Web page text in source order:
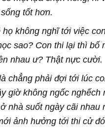
tốt hơn.
họ không nghĩ tới việc
sao? Con thi lại thì bố
nhau ư? Thật nực cười.
chẳng phải đợi tới lúc
giờ không ngốc nghếch
nhà suốt ngày cãi nhau
ảnh hưởng tới thi cử